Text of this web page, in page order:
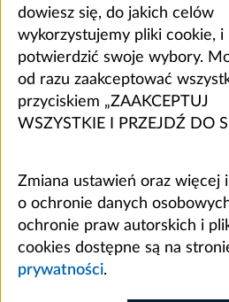
dowiesz się, do jakich celów
wykorzystujemy pliki cookie, i
potwierdzić swoje wybory.
od razu zaakceptować
przyciskiem „ZAAKCEPTUJ
WSZYSTKIE I PRZEJDŹ DO
Zmiana ustawień oraz więcej
o ochronie danych
ochronie praw autorskich i
cookies dostępne są na
prywatności.